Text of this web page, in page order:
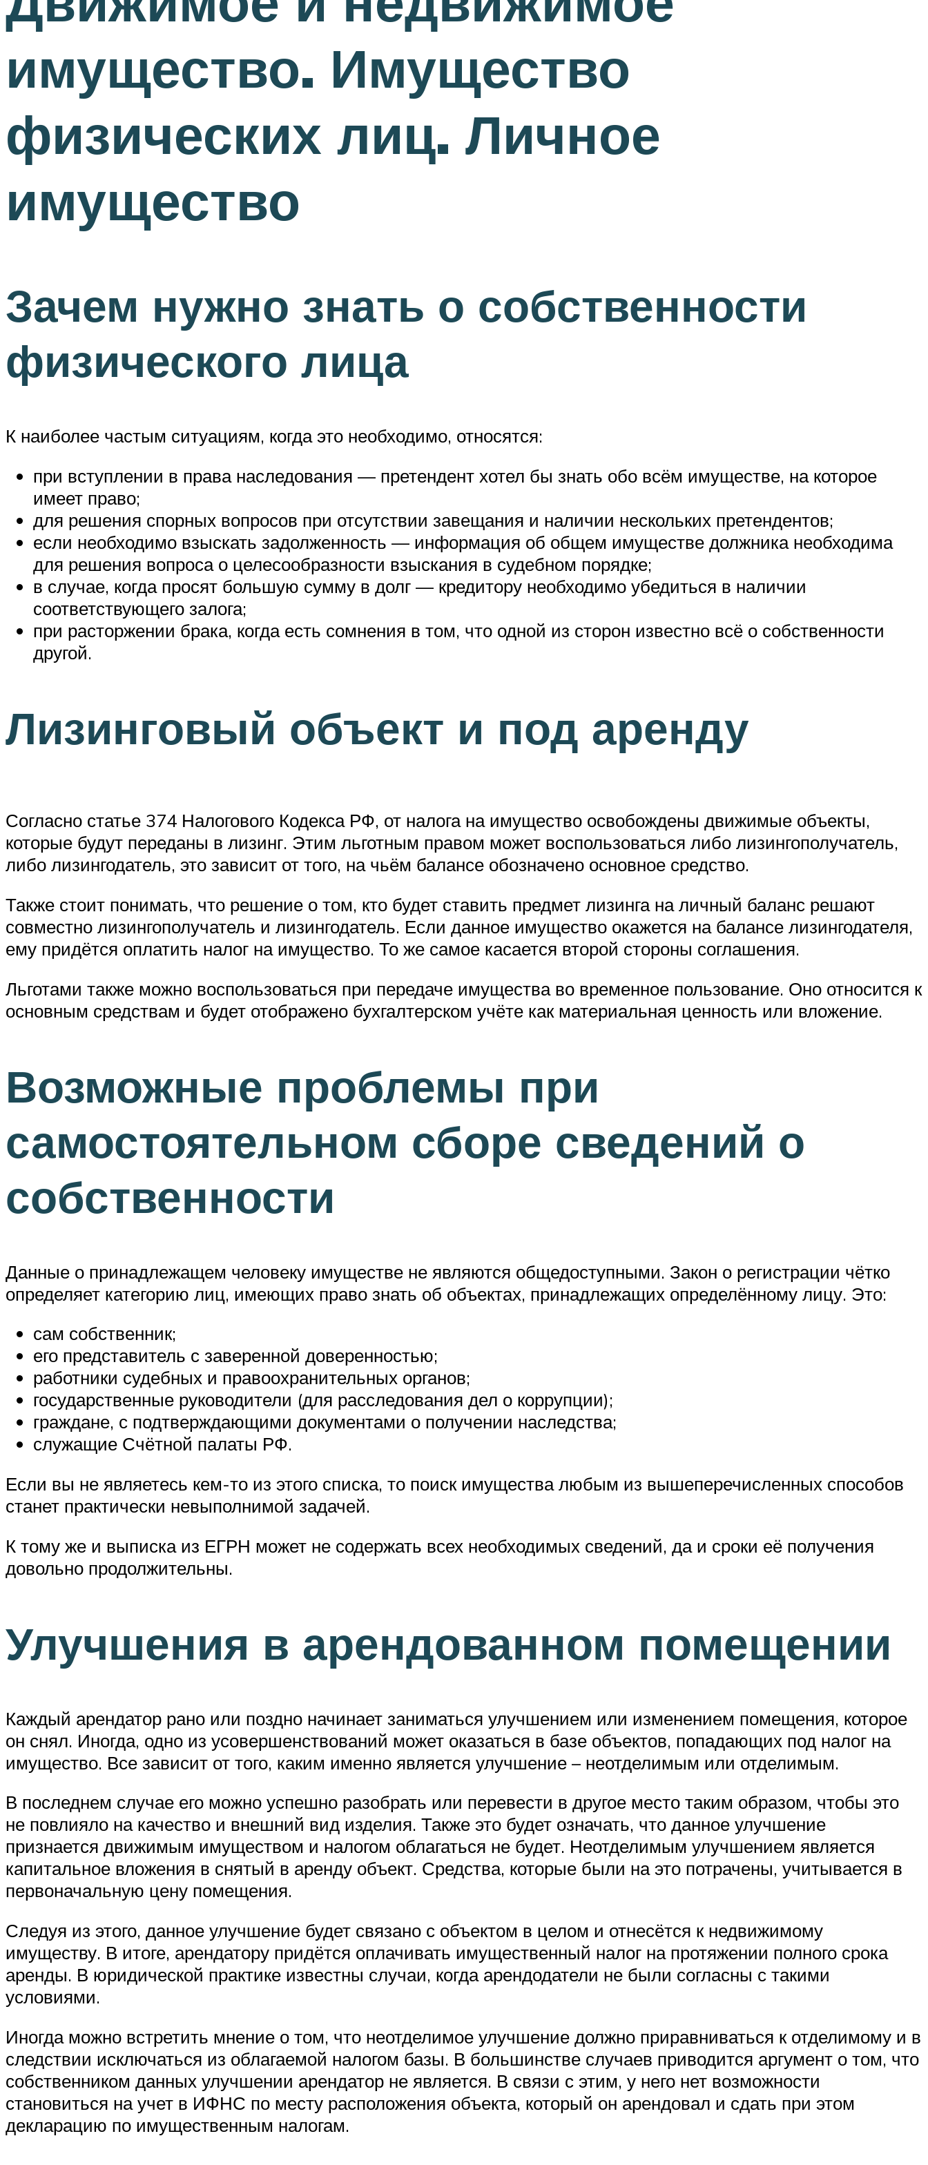
имущество. Имущество
физических лиц. Личное
имущество
Зачем нужно знать о собственности
физического лица
К наиболее частым ситуациям, когда это необходимо, относятся:
при вступлении в права наследования — претендент хотел бы знать обо всём имуществе, на которое
имеет право;
для решения спорных вопросов при отсутствии завещания и наличии нескольких претендентов;
если необходимо взыскать задолженность — информация об общем имуществе должника необходима
для решения вопроса о целесообразности взыскания в судебном порядке;
в случае, когда просят большую сумму в долг — кредитору необходимо убедиться в наличии
соответствующего залога;
при расторжении брака, когда есть сомнения в том, что одной из сторон известно всё о собственности
другой.
Лизинговый объект и под аренду
Согласно статье 374 Налогового Кодекса РФ, от налога на имущество освобождены движимые объекты,
которые будут переданы в лизинг. Этим льготным правом может воспользоваться либо лизингополучатель,
либо лизингодатель, это зависит от того, на чьём балансе обозначено основное средство.
Также стоит понимать, что решение о том, кто будет ставить предмет лизинга на личный баланс решают
совместно лизингополучатель и лизингодатель. Если данное имущество окажется на балансе лизингодателя,
ему придётся оплатить налог на имущество. То же самое касается второй стороны соглашения.
Льготами также можно воспользоваться при передаче имущества во временное пользование. Оно относится к
основным средствам и будет отображено бухгалтерском учёте как материальная ценность или вложение.
Возможные проблемы при
самостоятельном сборе сведений о
собственности
Данные о принадлежащем человеку имуществе не являются общедоступными. Закон о регистрации чётко
определяет категорию лиц, имеющих право знать об объектах, принадлежащих определённому лицу. Это:
сам собственник;
его представитель с заверенной доверенностью;
работники судебных и правоохранительных органов;
государственные руководители (для расследования дел о коррупции);
граждане, с подтверждающими документами о получении наследства;
служащие Счётной палаты РФ.
Если вы не являетесь кем-то из этого списка, то поиск имущества любым из вышеперечисленных способов
станет практически невыполнимой задачей.
К тому же и выписка из ЕГРН может не содержать всех необходимых сведений, да и сроки её получения
довольно продолжительны.
Улучшения в арендованном помещении
Каждый арендатор рано или поздно начинает заниматься улучшением или изменением помещения, которое
он снял. Иногда, одно из усовершенствований может оказаться в базе объектов, попадающих под налог на
имущество. Все зависит от того, каким именно является улучшение – неотделимым или отделимым.
В последнем случае его можно успешно разобрать или перевести в другое место таким образом, чтобы это
не повлияло на качество и внешний вид изделия. Также это будет означать, что данное улучшение
признается движимым имуществом и налогом облагаться не будет. Неотделимым улучшением является
капитальное вложения в снятый в аренду объект. Средства, которые были на это потрачены, учитывается в
первоначальную цену помещения.
Следуя из этого, данное улучшение будет связано с объектом в целом и отнесётся к недвижимому
имуществу. В итоге, арендатору придётся оплачивать имущественный налог на протяжении полного срока
аренды. В юридической практике известны случаи, когда арендодатели не были согласны с такими
условиями.
Иногда можно встретить мнение о том, что неотделимое улучшение должно приравниваться к отделимому и в
следствии исключаться из облагаемой налогом базы. В большинстве случаев приводится аргумент о том, что
собственником данных улучшении арендатор не является. В связи с этим, у него нет возможности
становиться на учет в ИФНС по месту расположения объекта, который он арендовал и сдать при этом
декларацию по имущественным налогам.